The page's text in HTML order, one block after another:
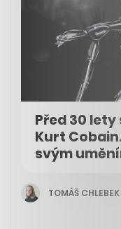
Před 30
Kurt
svým
TOMÁŠ CHLEBEK